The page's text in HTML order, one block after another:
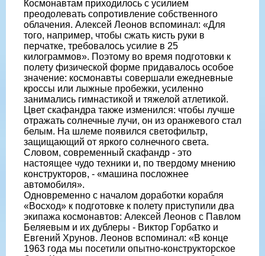
Космонавтам приходилось с усилием
преодолевать сопротивление собственного
облачения. Алексей Леонов вспоминал: «Для
того, например, чтобы сжать кисть руки в
перчатке, требовалось усилие в 25
килограммов». Поэтому во время подготовки к
полету физической форме придавалось особое
значение: космонавты совершали ежедневные
кроссы или лыжные пробежки, усиленно
занимались гимнастикой и тяжелой атлетикой.
Цвет скафандра также изменился: чтобы лучше
отражать солнечные лучи, он из оранжевого стал
белым. На шлеме появился светофильтр,
защищающий от яркого солнечного света.
Словом, современный скафандр - это
настоящее чудо техники и, по твердому мнению
конструкторов, - «машина посложнее
автомобиля».
Одновременно с началом доработки корабля
«Восход» к подготовке к полету приступили два
экипажа космонавтов: Алексей Леонов с Павлом
Беляевым и их дублеры - Виктор Горбатко и
Евгений Хрунов. Леонов вспоминал: «В конце
1963 года мы посетили опытно-конструкторское